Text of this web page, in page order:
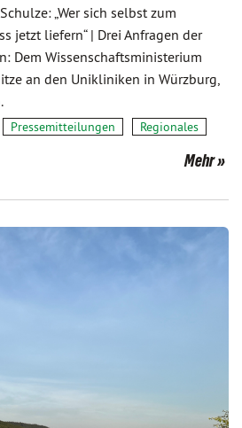
„Wer sich selbst zum
jetzt liefern“ | Drei Anfragen der
Dem Wissenschaftsministerium
an den Unikliniken in Würzburg,
Pressemitteilungen Regionales
Mehr